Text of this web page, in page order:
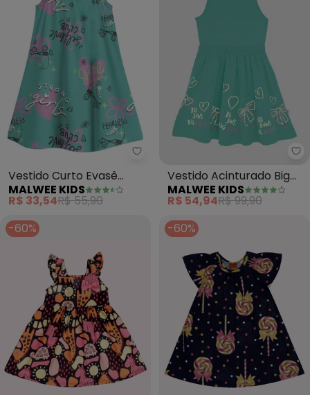
Malwee Kids - Vestido Curto
Vestido Curto Evasê
Estampado (Azul
Celeste)
MALWEE KIDS
R$ 33,54R$ 55,90
Vestido Acinturado Big
Bows (Azul)
MALWEE KIDS
R$ 54,94R$ 99,90
-60%
-60%